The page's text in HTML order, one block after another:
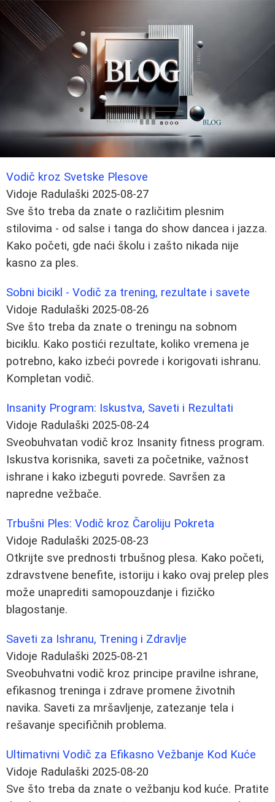
Vodič kroz Svetske Plesove
Vidoje Radulaški 2025-08-27
Sve što treba da znate o različitim plesnim
stilovima - od salse i tanga do show dancea i jazza.
Kako početi, gde naći školu i zašto nikada nije
kasno za ples.
Sobni bicikl - Vodič za trening, rezultate i savete
Vidoje Radulaški 2025-08-26
Sve što treba da znate o treningu na sobnom
biciklu. Kako postići rezultate, koliko vremena je
potrebno, kako izbeći povrede i korigovati ishranu.
Kompletan vodič.
Insanity Program: Iskustva, Saveti i Rezultati
Vidoje Radulaški 2025-08-24
Sveobuhvatan vodič kroz Insanity fitness program.
Iskustva korisnika, saveti za početnike, važnost
ishrane i kako izbeguti povrede. Savršen za
napredne vežbače.
Trbušni Ples: Vodič kroz Čaroliju Pokreta
Vidoje Radulaški 2025-08-23
Otkrijte sve prednosti trbušnog plesa. Kako početi,
zdravstvene benefite, istoriju i kako ovaj prelep ples
može unaprediti samopouzdanje i fizičko
blagostanje.
Saveti za Ishranu, Trening i Zdravlje
Vidoje Radulaški 2025-08-21
Sveobuhvatni vodič kroz principe pravilne ishrane,
efikasnog treninga i zdrave promene životnih
navika. Saveti za mršavljenje, zatezanje tela i
rešavanje specifičnih problema.
Ultimativni Vodič za Efikasno Vežbanje Kod Kuće
Vidoje Radulaški 2025-08-20
Sve što treba da znate o vežbanju kod kuće. Pratite